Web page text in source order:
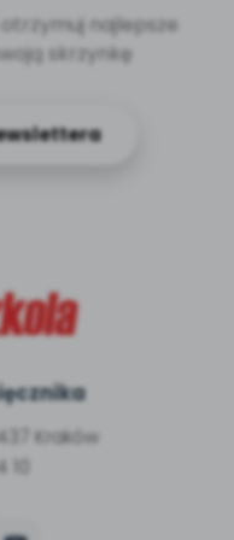
najlepsze
skrzynkę
Kraków